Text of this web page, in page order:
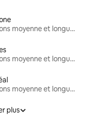
Locations moyenne et longue durée
Locations moyenne et longue durée
Locations moyenne et longue durée
plus